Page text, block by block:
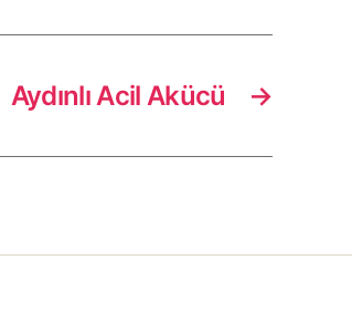
→
Aydınlı Acil Akücü